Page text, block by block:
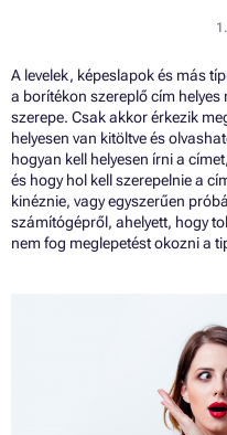
A levelek, képeslapok és más
a borítékon szereplő cím
szerepe. Csak akkor érkezik
helyesen van kitöltve és
hogyan kell helyesen írni a
és hogy hol kell szerepelnie a
kinéznie, vagy egyszerűen
számítógépről, ahelyett, hogy
nem fog meglepetést okozni a